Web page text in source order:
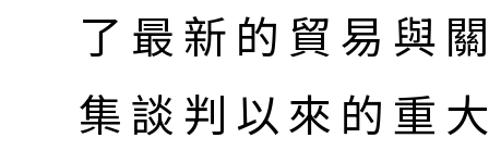
了最新的貿易與
集談判以來的重